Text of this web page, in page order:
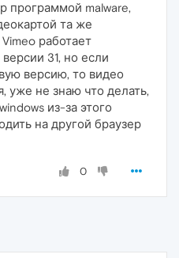
программой malware,
та же
работает
31, но если
версию, то видео
уже не знаю что делать,
из-за этого
на другой браузер
0